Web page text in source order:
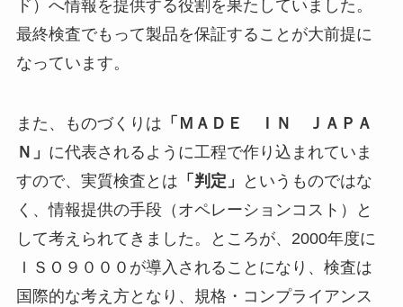
ド）へ情報を提供する役割を果たしていました。
最終検査でもって製品を保証することが大前提に
なっています。
また、ものづくりは 「ＭＡＤＥ ＩＮ ＪＡＰＡ
Ｎ」 に代表されるように工程で作り込まれていま
すので、実質検査とは 「判定」
というものではな
く、情報提供の手段（オペレーションコスト）と
して考えられてきました。ところが、2000年度に
ＩＳＯ９０００が導入されることになり、検査は
国際的な考え方となり、規格・コンプライアンス